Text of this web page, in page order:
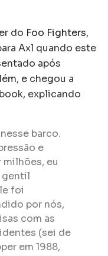
do Foo Fighters,
Axl quando este
após
e chegou a
explicando
barco.
e
eu
gentil
foi
por nós,
com as
(sei de
em 1988,